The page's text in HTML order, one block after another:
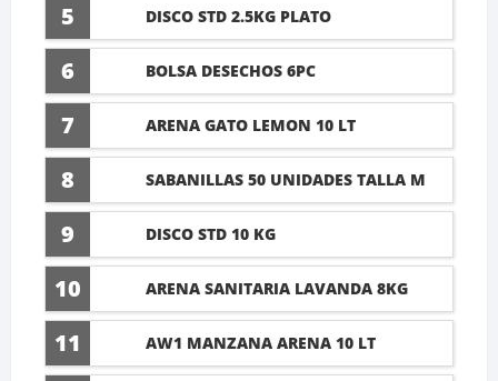
5 DISCO STD 2.5KG PLATO
6 BOLSA DESECHOS 6PC
7 ARENA GATO LEMON 10 LT
8 SABANILLAS 50 UNIDADES TALLA M
60X45CM
9 DISCO STD 10 KG
10 ARENA SANITARIA LAVANDA 8KG
11 AW1 MANZANA ARENA 10 LT